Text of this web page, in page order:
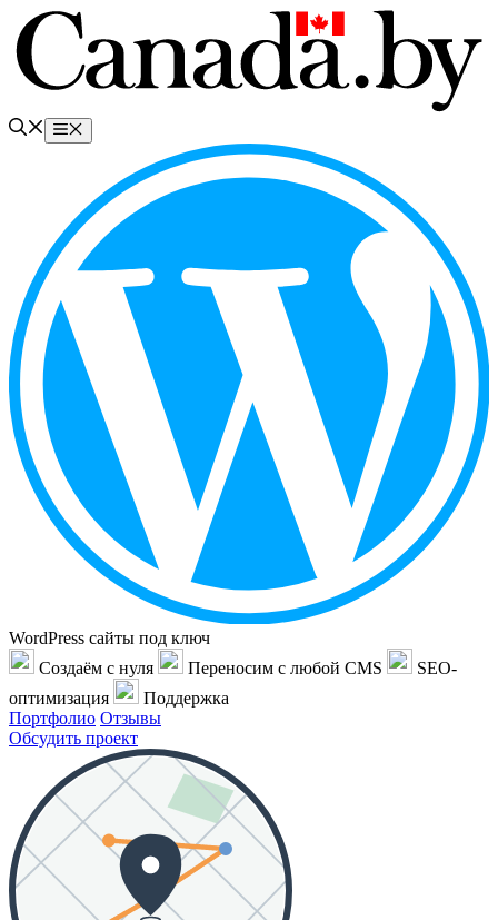
Перейти
содержимому
Меню
WordPress сайты под ключ
Создаём с нуля
Переносим с любой CMS
SEO-
оптимизация
Поддержка
Портфолио Отзывы
Обсудить проект